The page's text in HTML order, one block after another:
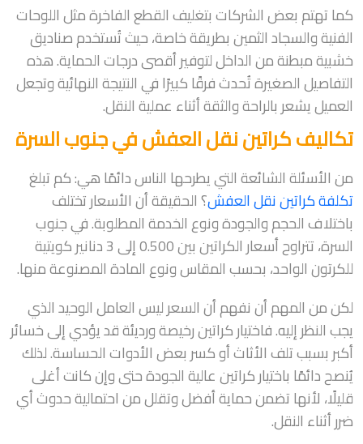
كما تهتم بعض الشركات بتغليف القطع الفاخرة مثل اللوحات
الفنية والسجاد الثمين بطريقة خاصة، حيث تُستخدم صناديق
خشبية مبطنة من الداخل لتوفير أقصى درجات الحماية. هذه
التفاصيل الصغيرة تُحدث فرقًا كبيرًا في النتيجة النهائية وتجعل
العميل يشعر بالراحة والثقة أثناء عملية النقل.
تكاليف كراتين نقل العفش في جنوب السرة
من الأسئلة الشائعة التي يطرحها الناس دائمًا هي: كم تبلغ
تكلفة كراتين نقل العفش؟ الحقيقة أن الأسعار تختلف
باختلاف الحجم والجودة ونوع الخدمة المطلوبة. في جنوب
السرة، تتراوح أسعار الكراتين بين 0.500 إلى 3 دنانير كويتية
للكرتون الواحد، بحسب المقاس ونوع المادة المصنوعة منها.
لكن من المهم أن نفهم أن السعر ليس العامل الوحيد الذي
يجب النظر إليه. فاختيار كراتين رخيصة ورديئة قد يؤدي إلى خسائر
أكبر بسبب تلف الأثاث أو كسر بعض الأدوات الحساسة. لذلك
يُنصح دائمًا باختيار كراتين عالية الجودة حتى وإن كانت أغلى
قليلًا، لأنها تضمن حماية أفضل وتقلل من احتمالية حدوث أي
ضرر أثناء النقل.